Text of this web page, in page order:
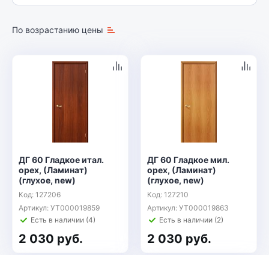
По возрастанию цены
ДГ 60 Гладкое итал.
орех, (Ламинат)
(глухое, new)
Код: 127206
Артикул: УТ000019859
Есть в наличии (4)
2 030 руб.
ДГ 60 Гладкое мил.
орех, (Ламинат)
(глухое, new)
Код: 127210
Артикул: УТ000019863
Есть в наличии (2)
2 030 руб.